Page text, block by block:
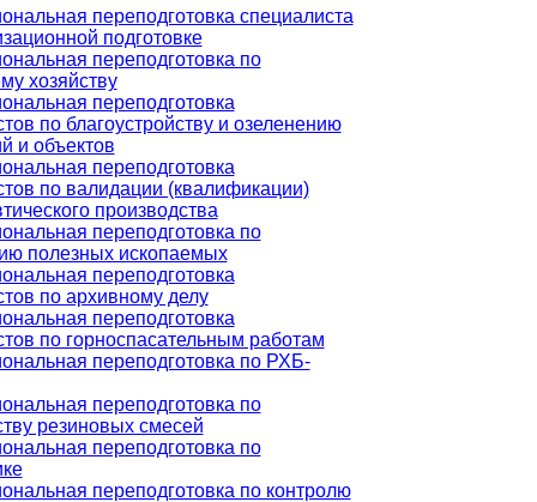
переподготовка специалиста
подготовке
переподготовка по
хозяйству
переподготовка
по благоустройству и озеленению
и объектов
переподготовка
по валидации (квалификации)
производства
переподготовка по
полезных ископаемых
переподготовка
по архивному делу
переподготовка
по горноспасательным работам
переподготовка по РХБ-
переподготовка по
резиновых смесей
переподготовка по
переподготовка по контролю